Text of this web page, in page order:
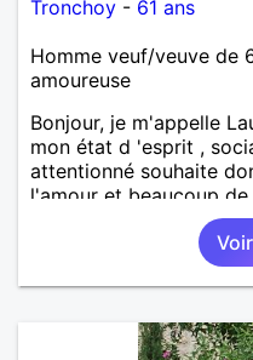
Tronchoy - 61 ans
Homme veuf/veuve de
amoureuse
Bonjour, je m'appelle
mon état d 'esprit ,
attentionné souhaite
l'amour et beaucoup
souhaitera partager
fin de l 'année et libre
confiance à la femme
en toute sincérité. Pour